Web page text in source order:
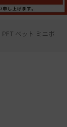
ペット ミニボ